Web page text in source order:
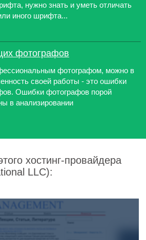
нужно знать и уметь отличать
иного шрифта...
фотографов
фотографом, можно в
своей работы - это ошибки
Ошибки фотографов порой
в анализировании
хостинг-провайдера
LLC):